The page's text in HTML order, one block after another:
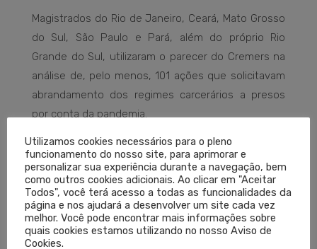
Magistrados do Rio de Janeiro, Ceará, Mato Grosso
do Sul, São Paulo e Pará, além do próprio Rio
Grande do Sul, utilizaram o parecer do Cremers na
análise de, pelo menos, 101 ações que solicitavam
abrandamento dos regimes carcerários a presos
por conta da pandemia.
“Nosso Grupo de Trabalho para Enfrentamento à
Covid-19 é formado por médicos com larga
experiência em Infectologia, Medicina Intensiva e
em Emergência, e produziu um documento
eminentemente técnico. E o seu acolhimento pelo
Utilizamos cookies necessários para o pleno
funcionamento do nosso site, para aprimorar e
personalizar sua experiência durante a navegação, bem
como outros cookies adicionais. Ao clicar em "Aceitar
Todos", você terá acesso a todas as funcionalidades da
página e nos ajudará a desenvolver um site cada vez
melhor. Você pode encontrar mais informações sobre
quais cookies estamos utilizando no nosso Aviso de
Cookies.